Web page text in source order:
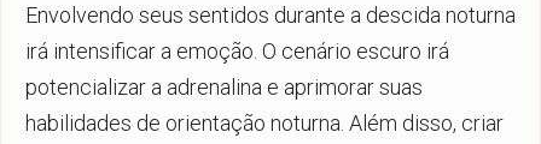
Envolvendo seus sentidos durante a descida noturna
irá intensificar a emoção. O cenário escuro irá
potencializar a adrenalina e aprimorar suas
habilidades de orientação noturna. Além disso, criar